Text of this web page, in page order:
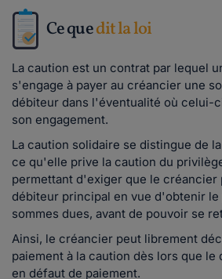
Ce quedit la loi
La caution est un contrat par lequel
s'engage à payer au créancier une
débiteur dans l'éventualité où celui-
son engagement.
La caution solidaire se distingue de
ce qu'elle prive la caution du
permettant d'exiger que le créancier
débiteur principal en vue d'obtenir le
sommes dues, avant de pouvoir se
Ainsi, le créancier peut librement
paiement à la caution dès lors que
en défaut de paiement.